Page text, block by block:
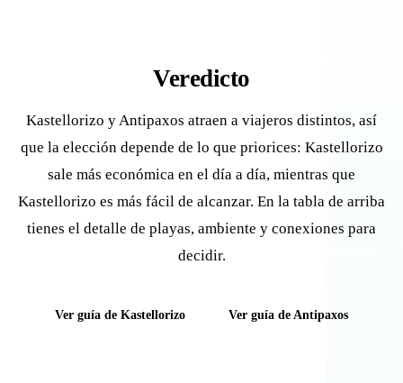
Veredicto
Kastellorizo y Antipaxos atraen a viajeros distintos, así
que la elección depende de lo que priorices: Kastellorizo
sale más económica en el día a día, mientras que
Kastellorizo es más fácil de alcanzar. En la tabla de arriba
tienes el detalle de playas, ambiente y conexiones para
decidir.
Ver guía de Kastellorizo Ver guía de Antipaxos